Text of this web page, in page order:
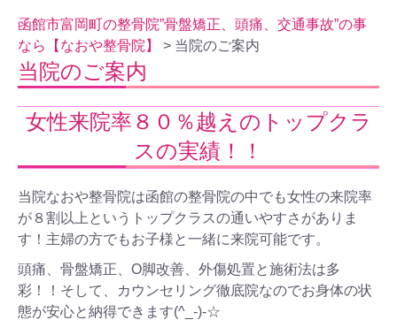
函館市富岡町の整骨院”骨盤矯正、頭痛、交通事故”の事
なら【なおや整骨院】
> 当院のご案内
当院のご案内
女性来院率８０％越えのトップクラ
スの実績！！
当院なおや整骨院は函館の整骨院の中でも女性の来院率
が８割以上というトップクラスの通いやすさがありま
す！主婦の方でもお子様と一緒に来院可能です。
頭痛、骨盤矯正、O脚改善、外傷処置と施術法は多
彩！！そして、カウンセリング徹底院なのでお身体の状
態が安心と納得できます(^_-)-☆